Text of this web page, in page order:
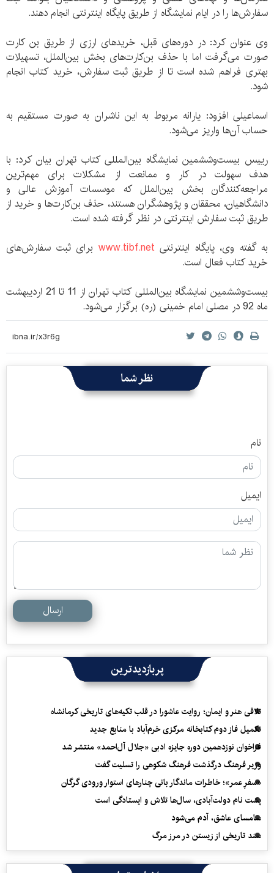
سفارش‌ها را در ایام نمایشگاه از طریق پایگاه اینترنتی انجام دهند.
وی عنوان کرد: در دوره‌های قبل، خریدهای ارزی از طریق بن کارت
صورت می‌گرفت اما با حذف بن‌کارت‌های بخش بین‌الملل،‌ تسهیلات
بهتری فراهم شده است تا از طریق ثبت سفارش، خرید کتاب انجام
شود.
اسماعیلی افزود: یارانه مربوط به این ناشران به صورت مستقیم به
حساب آن‌ها واریز می‌شود.
رییس بیست‌وششمین نمایشگاه بین‌المللی کتاب تهران بیان کرد: با
هدف سهولت در کار و ممانعت از مشکلات برای مهم‌ترین
مراجعه‌کنندگان بخش بین‌الملل که موسسات آموزش عالی و
دانشگاهیان، محققان و پژوهشگران هستند، حذف بن‌کارت‌ها و خرید از
طریق ثبت سفارش اینترنتی در نظر گرفته شده است.
به گفته وی، پایگاه اینترنتی www.tibf.net برای ثبت سفارش‌های
خرید کتاب فعال است.
بیست‌وششمین نمایشگاه بین‌المللی کتاب تهران از 11 تا 21 اردیبهشت
ماه 92 در مصلی امام خمینی (ره) برگزار می‌شود.
نظر شما
نام
ایمیل
ارسال
پربازدیدترین
تلاقی هنر و ایمان؛ روایت عاشورا در قلب تکیه‌های تاریخی کرمانشاه
تکمیل فاز دوم کتابخانه مرکزی خرم‌آباد با منابع جدید
فراخوان نوزدهمین دوره جایزه ادبی «جلال آل‌احمد» منتشر شد
وزیر فرهنگ درگذشت فرهنگ شکوهی را تسلیت گفت
«سفرِ عمر»؛ خاطرات ماندگار بانی چنارهای استوار ورودی گرگان
پشت نام دولت‌آبادی، سال‌ها تلاش و ایستادگی است
سامسای عاشق، آدم می‌شود
سند تاریخی از زیستن در مرز مرگ